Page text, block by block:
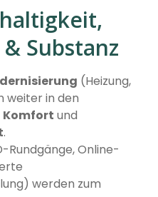
Substanz
(Heizung,
weiter in den
Komfort und
.
Rundgänge, Online-
werden zum